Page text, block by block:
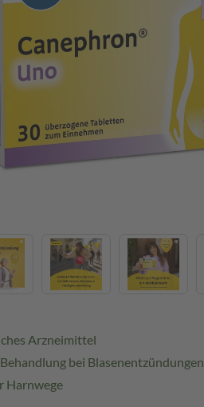
Arzneimittel
bei Blasenentzündungen
Harnwege